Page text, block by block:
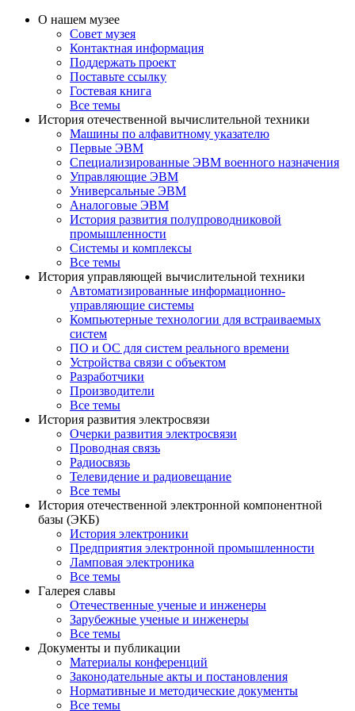
О нашем музее
Совет музея
Контактная информация
Поддержать проект
Поставьте ссылку
Гостевая книга
Все темы
История отечественной вычислительной техники
Машины по алфавитному указателю
Первые ЭВМ
Специализированные ЭВМ военного назначения
Управляющие ЭВМ
Универсальные ЭВМ
Аналоговые ЭВМ
История развития полупроводниковой
промышленности
Системы и комплексы
Все темы
История управляющей вычислительной техники
Автоматизированные информационно-
управляющие системы
Компьютерные технологии для встраиваемых
систем
ПО и ОС для систем реального времени
Устройства связи с объектом
Разработчики
Производители
Все темы
История развития электросвязи
Очерки развития электросвязи
Проводная связь
Радиосвязь
Телевидение и радиовещание
Все темы
История отечественной электронной компонентной
базы (ЭКБ)
История электроники
Предприятия электронной промышленности
Ламповая электроника
Все темы
Галерея славы
Отечественные ученые и инженеры
Зарубежные ученые и инженеры
Все темы
Документы и публикации
Материалы конференций
Законодательные акты и постановления
Нормативные и методические документы
Все темы